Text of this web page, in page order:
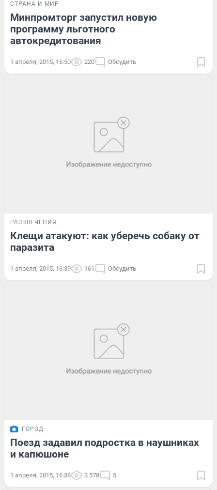
СТРАНА И МИР
Минпромторг запустил новую
программу льготного
автокредитования
1 апреля, 2015, 16:50 220 Обсудить
РАЗВЛЕЧЕНИЯ
Клещи атакуют: как уберечь собаку от
паразита
1 апреля, 2015, 16:39 161 Обсудить
ГОРОД
Поезд задавил подростка в наушниках
и капюшоне
1 апреля, 2015, 16:36 3 578 5